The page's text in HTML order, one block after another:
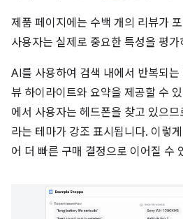
제품 페이지에는 수백 개의 리뷰가
사용자는 실제로 중요한 특성을 평
AI를 사용하여 검색 내에서 반복되는
뷰 하이라이트와 요약을 제공할 수
에서 사용자는 헤드폰을 찾고 있으므
라는 테마가 강조 표시됩니다. 이렇
어 더 빠른 구매 결정으로 이어질 수